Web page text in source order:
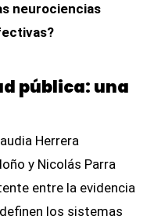
neurociencias
pública: una
Herrera
y Nicolás Parra
entre la evidencia
los sistemas